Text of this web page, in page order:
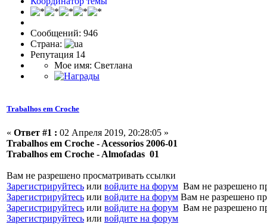
Сообщений: 946
Страна:
Репутация 14
Мое имя: Светлана
Trabalhos em Croche
« Ответ #1 : 02 Апреля 2019, 20:28:05 »
Trabalhos em Croche - Acessorios 2006-01
Trabalhos em Croche - Almofadas 01
Вам не разрешено просматривать ссылки
Зарегистрируйтесь или войдите на форум Вам не разрешено
Зарегистрируйтесь или войдите на форум Вам не разрешено
Зарегистрируйтесь или войдите на форум Вам не разрешено
Зарегистрируйтесь или войдите на форум